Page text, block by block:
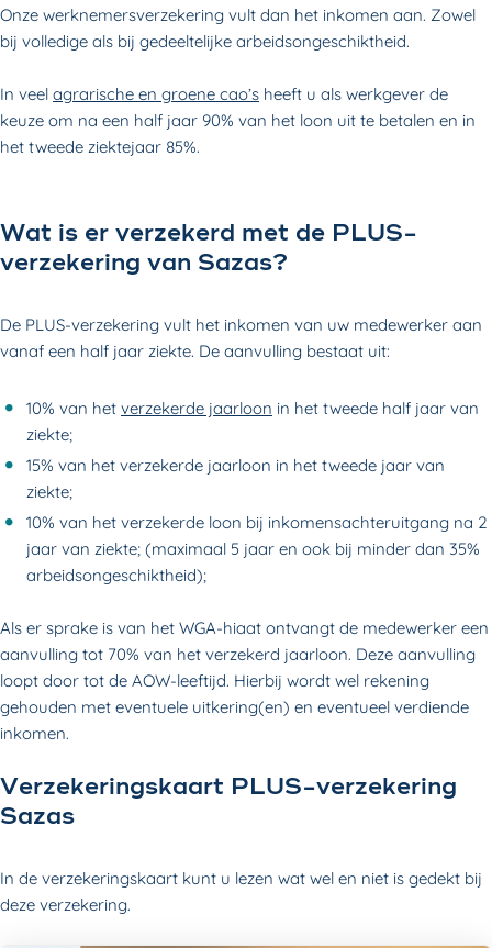
Onze werknemersverzekering vult dan het inkomen aan. Zowel
bij volledige als bij gedeeltelijke arbeidsongeschiktheid.
In veel agrarische en groene cao’s heeft u als werkgever de
keuze om na een half jaar 90% van het loon uit te betalen en in
het tweede ziektejaar 85%.
Wat is er verzekerd met de PLUS-
verzekering van Sazas?
De PLUS-verzekering vult het inkomen van uw medewerker aan
vanaf een half jaar ziekte. De aanvulling bestaat uit:
10% van het verzekerde jaarloon in het tweede half jaar van
ziekte;
15% van het verzekerde jaarloon in het tweede jaar van
ziekte;
10% van het verzekerde loon bij inkomensachteruitgang na 2
jaar van ziekte; (maximaal 5 jaar en ook bij minder dan 35%
arbeidsongeschiktheid);
Als er sprake is van het WGA-hiaat ontvangt de medewerker een
aanvulling tot 70% van het verzekerd jaarloon. Deze aanvulling
loopt door tot de AOW-leeftijd. Hierbij wordt wel rekening
gehouden met eventuele uitkering(en) en eventueel verdiende
inkomen.
Verzekeringskaart PLUS-verzekering
Sazas
In de verzekeringskaart kunt u lezen wat wel en niet is gedekt bij
deze verzekering.